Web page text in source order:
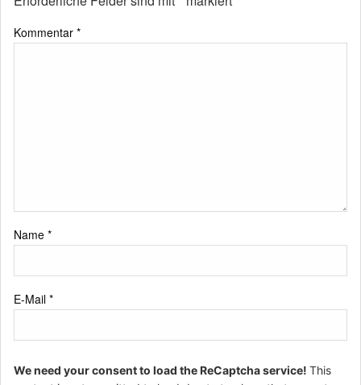
Kommentar *
Name *
E-Mail *
We need your consent to load the ReCaptcha service! This